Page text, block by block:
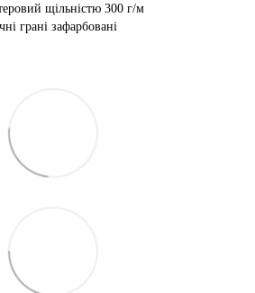
щільністю 300 г/м
грані зафарбовані